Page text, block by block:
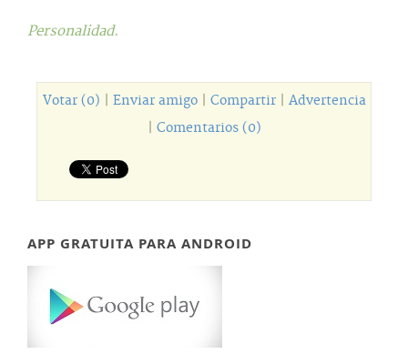
Personalidad.
Votar (0) Enviar amigo| Compartir| Advertencia
Comentarios (0)
APP GRATUITA PARA ANDROID